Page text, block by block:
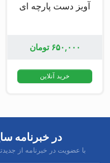
آویز دست پارچه ای
۶۵۰,۰۰۰ تومان
خرید آنلاین
در خبرنامه
با عضویت در خبرنامه از